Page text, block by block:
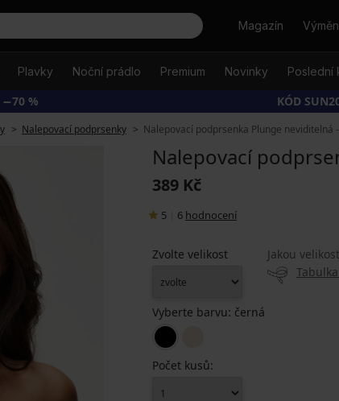
HledatMagazín
Plavky Noční prádlo Premium Novinky Poslední
−70 % KÓD
Nalepovací podprsenky Nalepovací podprsenka Plunge neviditelná
Nalepovací
389 Kč
5 6 hodnocení
Zvolte velikost
Jakou
Vyberte barvu: černá
Počet kusů: